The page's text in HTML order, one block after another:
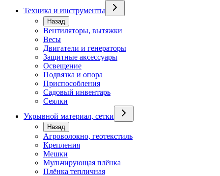
Техника и инструменты
Назад
Вентиляторы, вытяжки
Весы
Двигатели и генераторы
Защитные аксессуары
Освещение
Подвязка и опора
Приспособления
Садовый инвентарь
Сеялки
Укрывной материал, сетки
Назад
Агроволокно, геотекстиль
Крепления
Мешки
Мульчирующая плёнка
Плёнка тепличная